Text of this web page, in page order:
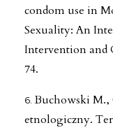
condom use in
Sexuality: An
Intervention and
74.
Buchowski M.,
etnologiczny.